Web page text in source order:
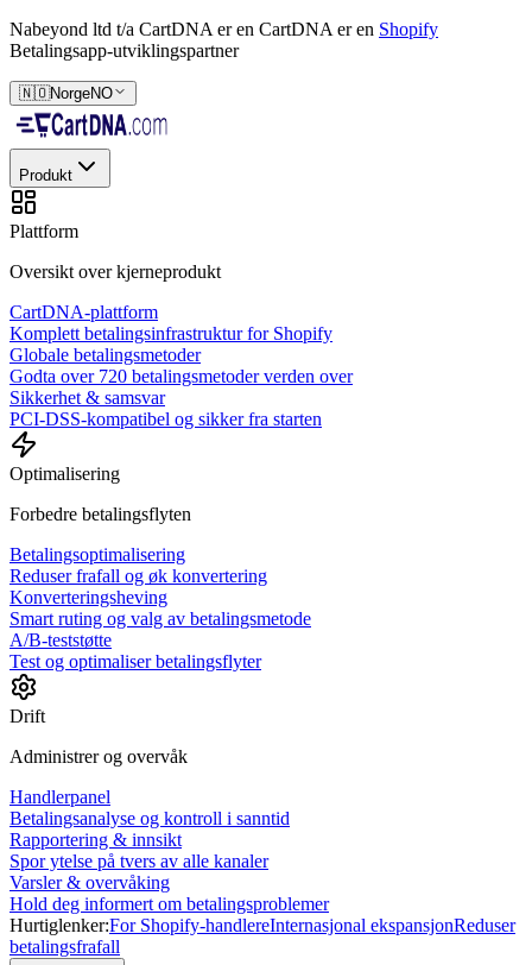
Nabeyond ltd t/a CartDNA er en CartDNA er en Shopify
Betalingsapp-utviklingspartner
🇳🇴NorgeNO
Produkt
Plattform
Oversikt over kjerneprodukt
CartDNA-plattform
Komplett betalingsinfrastruktur for Shopify
Globale betalingsmetoder
Godta over 720 betalingsmetoder verden over
Sikkerhet & samsvar
PCI-DSS-kompatibel og sikker fra starten
Optimalisering
Forbedre betalingsflyten
Betalingsoptimalisering
Reduser frafall og øk konvertering
Konverteringsheving
Smart ruting og valg av betalingsmetode
A/B-teststøtte
Test og optimaliser betalingsflyter
Drift
Administrer og overvåk
Handlerpanel
Betalingsanalyse og kontroll i sanntid
Rapportering & innsikt
Spor ytelse på tvers av alle kanaler
Varsler & overvåking
Hold deg informert om betalingsproblemer
Hurtiglenker:For Shopify-handlereInternasjonal ekspansjonReduser
betalingsfrafall